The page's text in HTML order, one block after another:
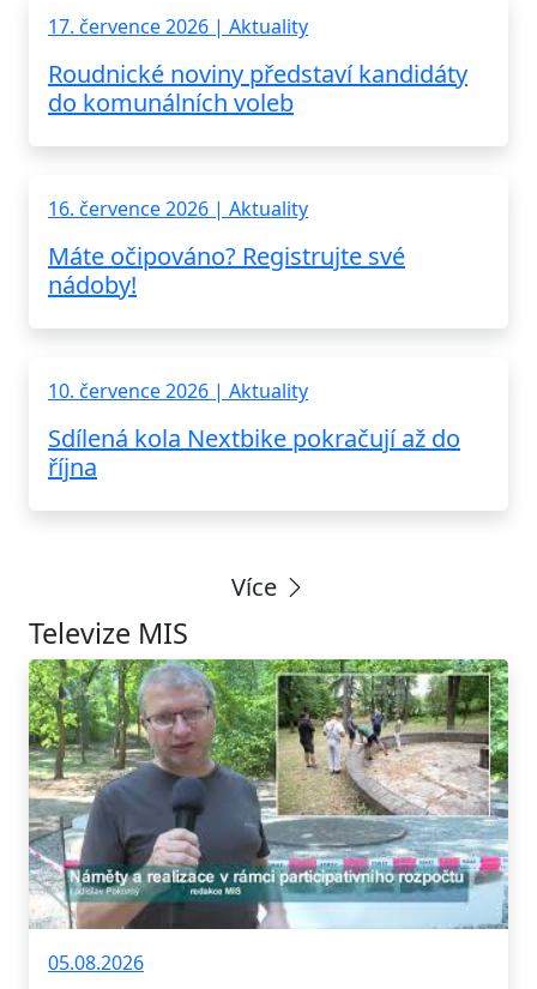
17. července 2026 | Aktuality
Roudnické noviny představí kandidáty
do komunálních voleb
16. července 2026 | Aktuality
Máte očipováno? Registrujte své
nádoby!
10. července 2026 | Aktuality
Sdílená kola Nextbike pokračují až do
října
Více
Televize MIS
05.08.2026